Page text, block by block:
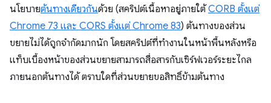
นโยบายต้นทางเดียวกันด้วย (สคริปต์เนื้อหาอยู่ภายใต้CORB ตั้งแต่
Chrome 73 และ CORS ตั้งแต่ Chrome 83) ต้นทางของส่วน
ขยายไม่ได้ถูกจำกัดมากนัก โดยสคริปต์ที่ทำงานในหน้าพื้นหลังหรือ
แท็บเบื้องหน้าของส่วนขยายสามารถสื่อสารกับเซิร์ฟเวอร์ระยะไกล
ภายนอกต้นทางได้ ตราบใดที่ส่วนขยายขอสิทธิ์ข้ามต้นทาง